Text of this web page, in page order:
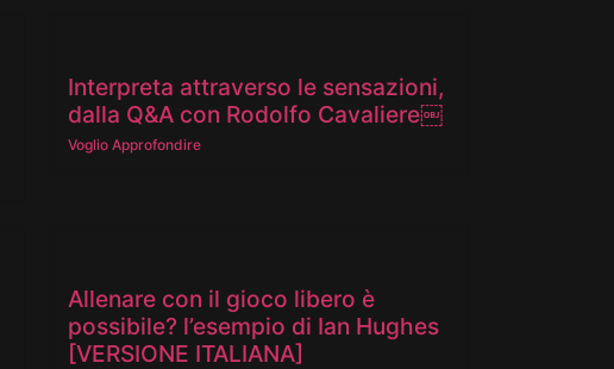
Interpreta attraverso le sensazioni,
dalla Q&A con Rodolfo Cavaliere￼
Voglio Approfondire
Allenare con il gioco libero è
possibile? l’esempio di Ian Hughes
[VERSIONE ITALIANA]